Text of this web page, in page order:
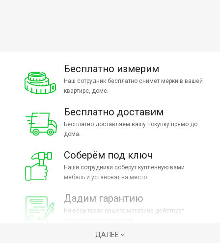
Бесплатно измерим
Наш сотрудник бесплатно снимет мерки в вашей
квартире, доме.
Бесплатно доставим
Бесплатно доставляем вашу покупку прямо до
дома.
Соберём под ключ
Наши сотрудники соберут купленную вами
мебель и установят на место.
Дадим гарантию
На весь товар нашего магазина действует
ДАЛЕЕ